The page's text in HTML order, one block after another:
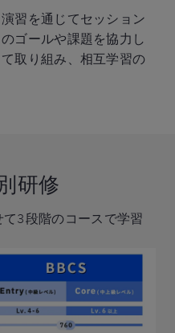
演習を通じてセッション
のゴールや課題を協力し
て取り組み、相互学習の
研修
3段階のコースで学習